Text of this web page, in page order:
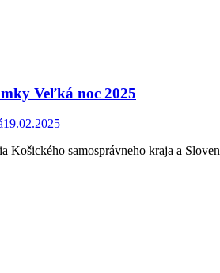
Veľká noc 2025
19.02.2025
Košického samosprávneho kraja a